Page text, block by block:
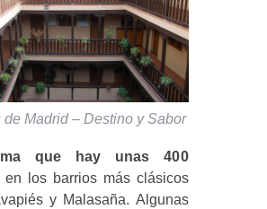
de Madrid – Destino y Sabor
que hay unas 400
los barrios más clásicos
y Malasaña. Algunas